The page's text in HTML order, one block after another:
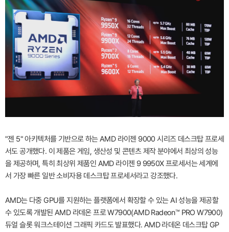
"젠 5" 아키텍처를 기반으로 하는 AMD 라이젠 9000 시리즈 데스크탑 프로세
서도 공개했다. 이 제품은 게임, 생산성 및 콘텐츠 제작 분야에서 최상의 성능
을 제공하며, 특히 최상위 제품인 AMD 라이젠 9 9950X 프로세서는 세계에
서 가장 빠른 일반 소비자용 데스크탑 프로세서라고 강조했다.
AMD는 다중 GPU를 지원하는 플랫폼에서 확장할 수 있는 AI 성능을 제공할
수 있도록 개발된 AMD 라데온 프로 W7900(AMD Radeon™ PRO W7900)
듀얼 슬롯 워크스테이션 그래픽 카드도 발표했다. AMD 라데온 데스크탑 GP